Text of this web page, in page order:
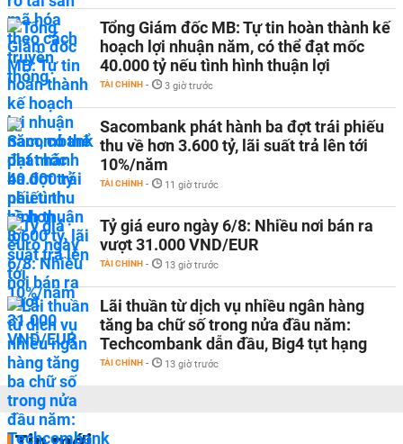
Tổng Giám đốc MB: Tự tin hoàn thành kế
hoạch lợi nhuận năm, có thể đạt mốc
40.000 tỷ nếu tình hình thuận lợi
TÀI CHÍNH - 3 giờ trước
Sacombank phát hành ba đợt trái phiếu
thu về hơn 3.600 tỷ, lãi suất trả lên tới
10%/năm
TÀI CHÍNH - 11 giờ trước
Tỷ giá euro ngày 6/8: Nhiều nơi bán ra
vượt 31.000 VND/EUR
TÀI CHÍNH - 13 giờ trước
Lãi thuần từ dịch vụ nhiều ngân hàng
tăng ba chữ số trong nửa đầu năm:
Techcombank dẫn đầu, Big4 tụt hạng
TÀI CHÍNH - 13 giờ trước